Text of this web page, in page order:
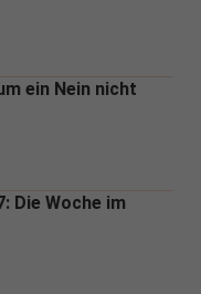
ein Nein nicht
Die Woche im